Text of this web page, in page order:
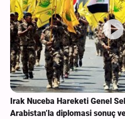
Irak Nuceba Hareketi Genel
Arabistan’la diplomasi sonuç